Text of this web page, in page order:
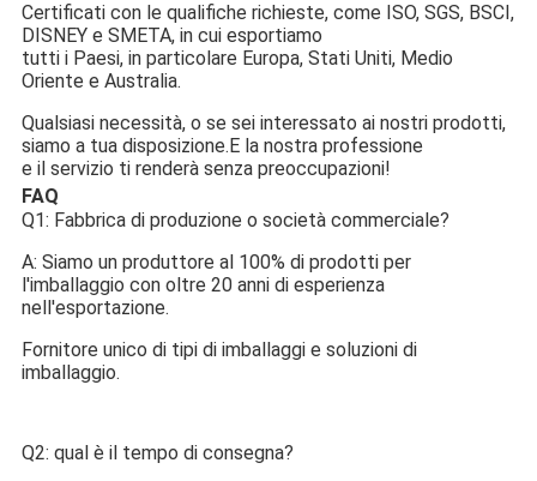
Certificati con le qualifiche richieste, come ISO, SGS, BSCI,
DISNEY e SMETA, in cui esportiamo
tutti i Paesi, in particolare Europa, Stati Uniti, Medio
Oriente e Australia.
Qualsiasi necessità, o se sei interessato ai nostri prodotti,
siamo a tua disposizione.E la nostra professione
e il servizio ti renderà senza preoccupazioni!
FAQ
Q1: Fabbrica di produzione o società commerciale?
A: Siamo un produttore al 100% di prodotti per
l'imballaggio con oltre 20 anni di esperienza
nell'esportazione.
Fornitore unico di tipi di imballaggi e soluzioni di
imballaggio.
Q2: qual è il tempo di consegna?